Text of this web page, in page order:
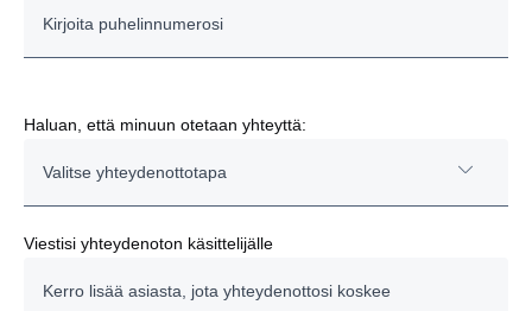
Haluan, että minuun otetaan yhteyttä:
Valitse yhteydenottotapa
Sähköposti
Puhelin
Viestisi yhteydenoton käsittelijälle